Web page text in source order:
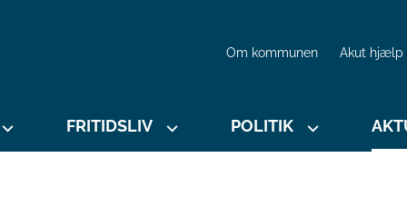
Om kommunen Akut hjælp
FRITIDSLIV POLITIK